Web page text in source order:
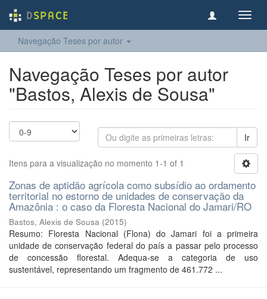
Navegação Teses por autor
Navegação Teses por autor
"Bastos, Alexis de Sousa"
Ir
Itens para a visualização no momento 1-1 of 1
Zonas de aptidão agrícola como subsídio ao ordamento
territorial no estorno de unidades de conservação da
Amazônia : o caso da Floresta Nacional do Jamari/RO
Bastos, Alexis de Sousa (2015)
Resumo: Floresta Nacional (Flona) do Jamari foi a primeira
unidade de conservação federal do país a passar pelo processo
de concessão florestal. Adequa-se a categoria de uso
sustentável, representando um fragmento de 461.772 ...